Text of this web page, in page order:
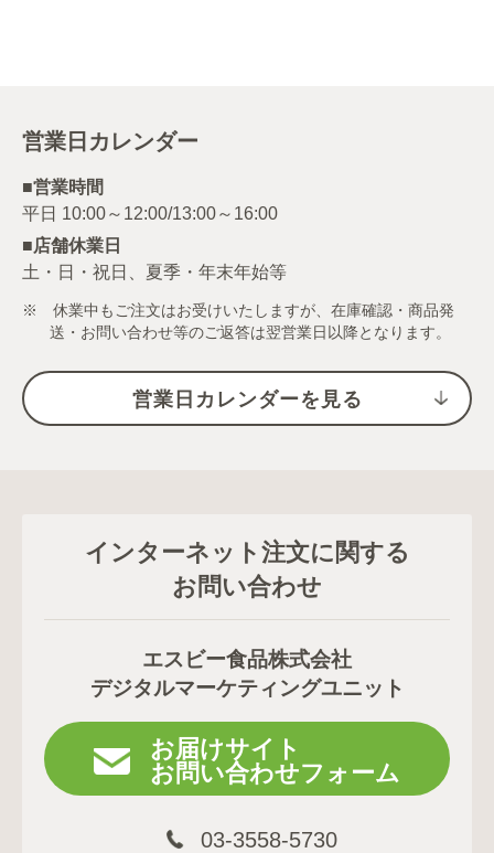
営業日カレンダー
■営業時間
■店舗休業日
土・日・祝日、夏季・年末年始等
※ 休業中もご注文はお受けいたしますが、在庫確認・商品発
送・お問い合わせ等のご返答は翌営業日以降となります。
営業日カレンダーを見る
インターネット注文に関する
お問い合わせ
エスビー食品株式会社
デジタルマーケティングユニット
お届けサイト
お問い合わせフォーム
03-3558-5730